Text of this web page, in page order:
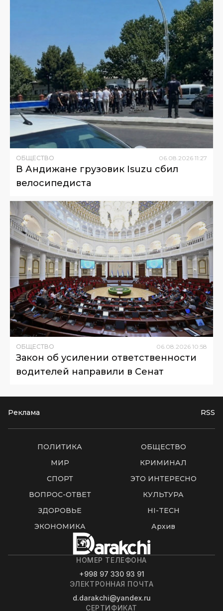
ОБЩЕСТВО 06.08.2026 11:27
В Андижане грузовик Isuzu сбил
велосипедиста
ОБЩЕСТВО 06 08 2026 10:58
Закон об усилении ответственности
водителей направили в Сенат
Реклама RSS
ПОЛИТИКА
ОБЩЕСТВО
МИР
КРИМИНАЛ
СПОРТ
ЭТО ИНТЕРЕСНО
ВОПРОС-ОТВЕТ
КУЛЬТУРА
ЗДОРОВЬЕ
HI-TECH
ЭКОНОМИКА
Архив
НОМЕР ТЕЛЕФОНА
+998 97 330 93 91
ЭЛЕКТРОННАЯ ПОЧТА
d.darakchi@yandex.ru
СЕРТИФИКАТ